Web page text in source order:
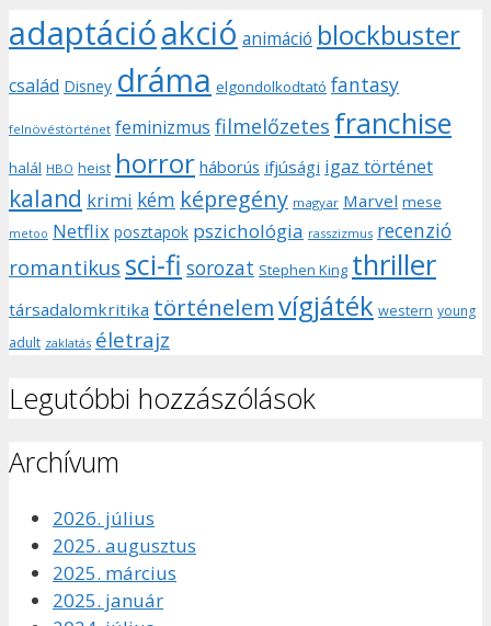
adaptációakció animáció blockbuster
család Disney dráma elgondolkodtató fantasy
felnövéstörténet feminizmus filmelőzetes franchise
halál HBO heist horror háborús ifjúsági igaz történet
kaland krimi kém képregény magyar Marvel mese
metoo Netflix posztapok pszichológia rasszizmus recenzió
romantikus sci-fi sorozat Stephen King thriller
társadalomkritika történelemvígjáték western young
adult zaklatás életrajz
Legutóbbi hozzászólások
Archívum
2026. július
2025. augusztus
2025. március
2025. január